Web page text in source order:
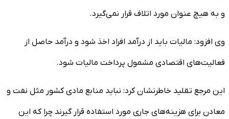
و به هیچ عنوان مورد اتلاف قرار نمی‌گیرد.
وی افزود: مالیات باید از درآمد افراد اخذ شود و درآمد حاصل از
فعالیت‌های اقتصادی مشمول پرداخت مالیات شود.
این مرجع تقلید خاطرنشان کرد: نباید منابع مادی کشور مثل نفت و
معادن برای هزینه‌های جاری مورد استفاده قرار گیرند چرا که این